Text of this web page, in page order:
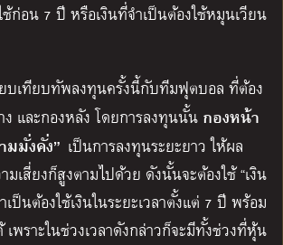
ช้ก่อน 7 ปี หรือเงินที่จำเป็นต้องใช้หมุนเวียน
บเทียบทัพลงทุนครั้งนี้กับทีมฟุตบอล ที่ต้อง
และกองหลัง โดยการลงทุนนั้น กองหน้า
มมั่งคั่ง” เป็นการลงทุนระยะยาว ให้ผล
เสี่ยงก็สูงตามไปด้วย ดังนั้นจะต้องใช้ “เงิน
เป็นต้องใช้เงินในระยะเวลาตั้งแต่ 7 ปี พร้อม
พราะในช่วงเวลาดังกล่าวก็จะมีทั้งช่วงที่หุ้น